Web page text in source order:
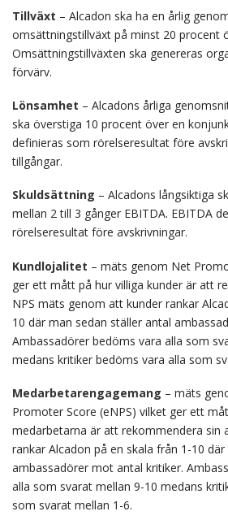
Tillväxt – Alcadon ska ha en årlig
omsättningstillväxt på minst 20 procent
Omsättningstillväxten ska genereras
förvärv.
Lönsamhet – Alcadons årliga
ska överstiga 10 procent över en
definieras som rörelseresultat före
tillgångar.
Skuldsättning – Alcadons långsiktiga
mellan 2 till 3 gånger EBITDA. EBITDA
rörelseresultat före avskrivningar.
Kundlojalitet – mäts genom Net
ger ett mått på hur villiga kunder är att
NPS mäts genom att kunder rankar
10 där man sedan ställer antal
Ambassadörer bedöms vara alla som
medans kritiker bedöms vara alla som
Medarbetarengagemang – mäts
Promoter Score (eNPS) vilket ger ett
medarbetarna är att rekommendera sin
rankar Alcadon på en skala från 1-10
ambassadörer mot antal kritiker.
alla som svarat mellan 9-10 medans
som svarat mellan 1-6.